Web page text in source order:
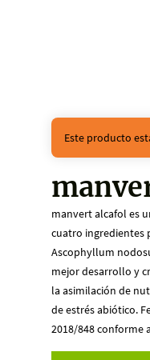
Este producto
manvert alcafol es
cuatro ingredientes
Ascophyllum
mejor desarrollo y
la asimilación de
de estrés abiótico.
2018/848 conforme